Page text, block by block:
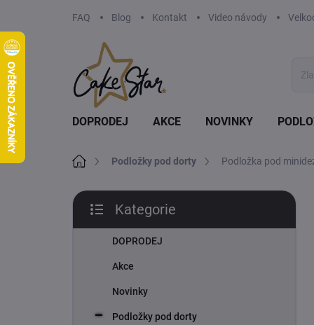
obsah
FAQ Blog Kontakt Video návody
DOPRODEJ AKCE NOVINKY
Domů Podložky pod dorty Podložka pod
P
s
kategorie
Kategorie
DOPRODEJ
Akce
Novinky
Podložky pod dorty